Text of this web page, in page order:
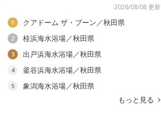
2026/08/08 更新
1 クアドーム ザ・ブーン／秋田県
2 桂浜海水浴場／秋田県
3 出戸浜海水浴場／秋田県
4 釜谷浜海水浴場／秋田県
5
象潟海水浴場／秋田県
もっと見る